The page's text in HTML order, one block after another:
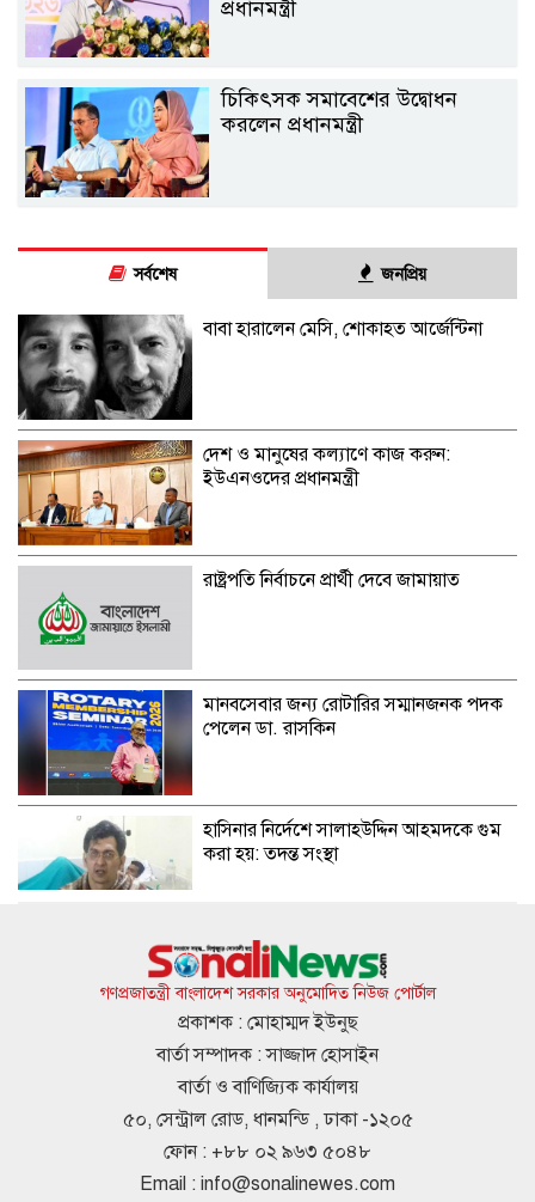
প্রধানমন্ত্রী
চিকিৎসক সমাবেশের উদ্বোধন
করলেন প্রধানমন্ত্রী
সর্বশেষ জনপ্রিয়
বাবা হারালেন মেসি, শোকাহত আর্জেন্টিনা
দেশ ও মানুষের কল্যাণে কাজ করুন:
ইউএনওদের প্রধানমন্ত্রী
রাষ্ট্রপতি নির্বাচনে প্রার্থী দেবে জামায়াত
মানবসেবার জন্য রোটারির সম্মানজনক পদক
পেলেন ডা. রাসকিন
হাসিনার নির্দেশে সালাহউদ্দিন আহমদকে গুম
করা হয়: তদন্ত সংস্থা
আবারও ৪ দিনের লম্বা ছুটির সুযোগ
বৃষ্টি নিয়ে যে বার্তা দিল আবহাওয়া অধিদপ্তর
গণপ্রজাতন্ত্রী বাংলাদেশ সরকার অনুমোদিত নিউজ পোর্টাল
প্রকাশক : মোহাম্মদ ইউনুছ
বার্তা সম্পাদক : সাজ্জাদ হোসাইন
বার্তা ও বাণিজ্যিক কার্যালয়
৫০, সেন্ট্রাল রোড, ধানমন্ডি , ঢাকা -১২০৫
ফোন : +৮৮ ০২ ৯৬৩ ৫০৪৮
Email : info@sonalinewes.com